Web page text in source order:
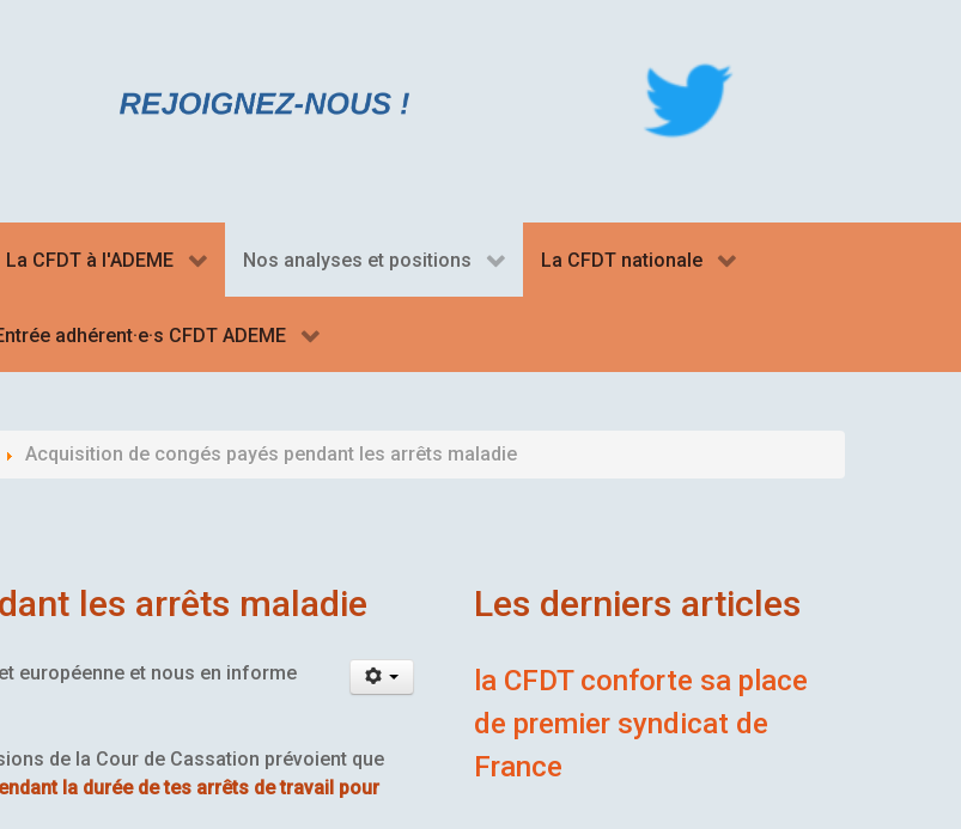
La CFDT à l'ADEME Nos analyses et positions La CFDT nationale
adhérent·e·s CFDT ADEME
Acquisition de congés payés pendant les arrêts maladie
les arrêts maladie
européenne et nous en informe
de la Cour de Cassation prévoient que
la durée de tes arrêts de travail pour
Les derniers articles
la CFDT conforte sa place
de premier syndicat de
France